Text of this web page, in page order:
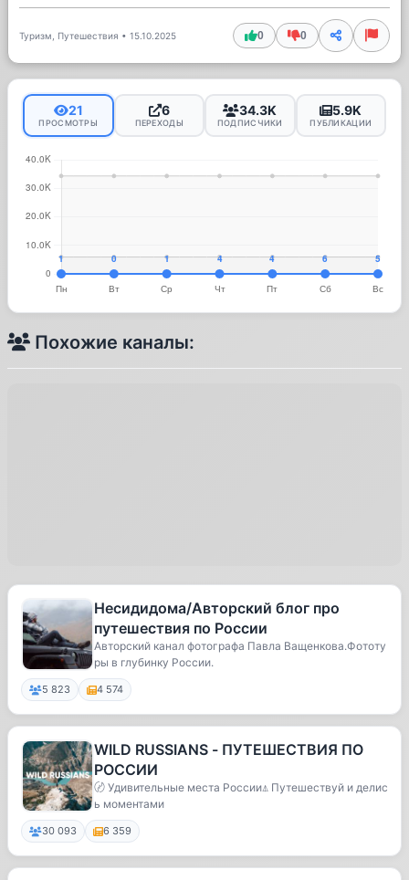
Туризм, Путешествия • 15.10.2025 0 0
21
ПРОСМОТРЫ
6
ПЕРЕХОДЫ
34.3K
ПОДПИСЧИКИ
5.9K
ПУБЛИКАЦИИ
Похожие каналы:
Несидидома/Авторский блог про
путешествия по России
Авторский канал фотографа Павла Ващенкова.Фототу
ры в глубинку России.
5 823 4 574
WILD RUSSIANS - ПУТЕШЕСТВИЯ ПО
РОССИИ
〄 Удивительные места России⍋ Путешествуй и делис
ь моментами
30 093 6 359